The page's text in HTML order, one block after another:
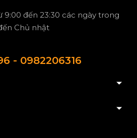
9:00 đến 23:30 các ngày trong
Chủ nhật
- 0982206316